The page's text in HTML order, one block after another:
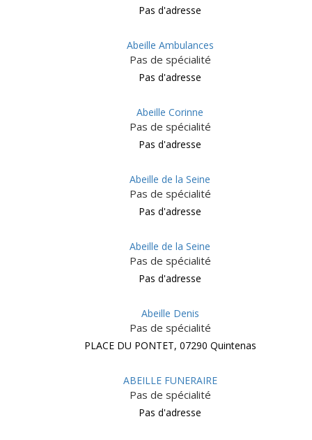
Pas d'adresse
Abeille Ambulances
Pas de spécialité
Pas d'adresse
Abeille Corinne
Pas de spécialité
Pas d'adresse
Abeille de la Seine
Pas de spécialité
Pas d'adresse
Abeille de la Seine
Pas de spécialité
Pas d'adresse
Abeille Denis
Pas de spécialité
PLACE DU PONTET, 07290 Quintenas
ABEILLE FUNERAIRE
Pas de spécialité
Pas d'adresse